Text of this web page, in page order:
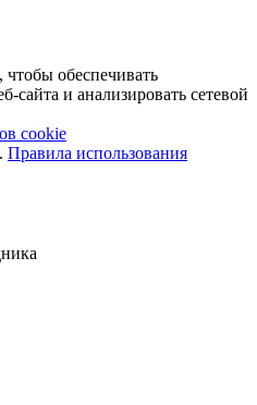
обеспечивать
сайта и анализировать сетевой
cookie
Правила использования